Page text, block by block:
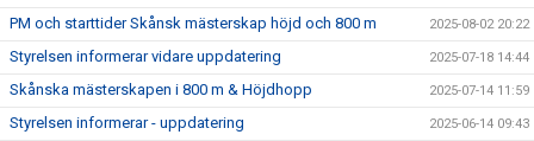
PM och starttider Skånsk mästerskap höjd och 800 m 2025-08-02 20:22
Styrelsen informerar vidare uppdatering 2025-07-18 14:44
Skånska mästerskapen i 800 m & Höjdhopp 2025-07-14 11:59
Styrelsen informerar - uppdatering 2025-06-14 09:43